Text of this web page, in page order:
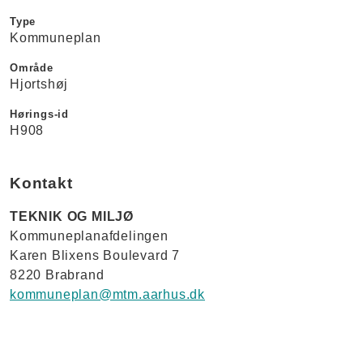
Type
Kommuneplan
Område
Hjortshøj
Hørings-id
H908
Kontakt
TEKNIK OG MILJØ
Kommuneplanafdelingen
Karen Blixens Boulevard 7
8220 Brabrand
kommuneplan@mtm.aarhus.dk